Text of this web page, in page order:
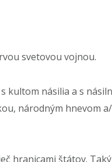
svetovou vojnou.
kultom násilia a s
národným hnevom
hranicami štátov.